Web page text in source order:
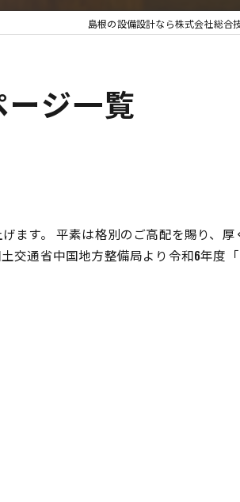
島根の設備設計なら株式会社総合
ジ一覧
ます。 平素は格別のご高配を賜り、厚
交通省中国地方整備局より令和6年度